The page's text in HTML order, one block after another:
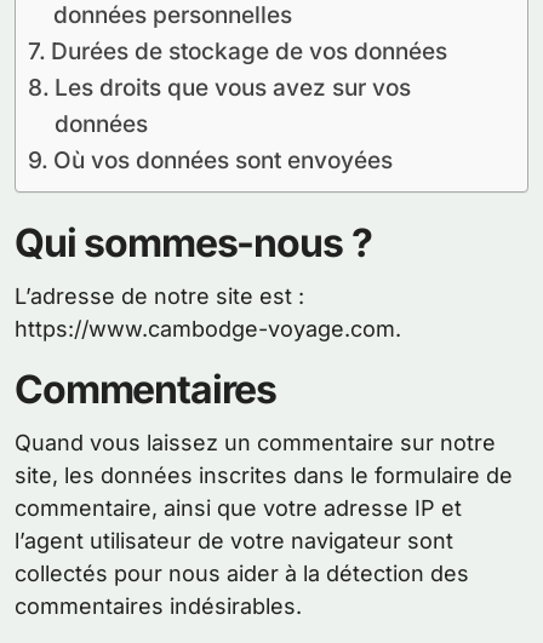
données personnelles
Durées de stockage de vos données
Les droits que vous avez sur vos
données
Où vos données sont envoyées
Qui sommes-nous ?
L’adresse de notre site est :
https://www.cambodge-voyage.com.
Commentaires
Quand vous laissez un commentaire sur notre
site, les données inscrites dans le formulaire de
commentaire, ainsi que votre adresse IP et
l’agent utilisateur de votre navigateur sont
collectés pour nous aider à la détection des
commentaires indésirables.